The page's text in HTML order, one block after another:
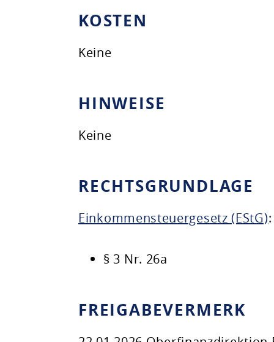
KOSTEN
Keine
HINWEISE
Keine
RECHTSGRUNDLAGE
Einkommensteuergesetz (EStG):
§ 3 Nr. 26a
FREIGABEVERMERK